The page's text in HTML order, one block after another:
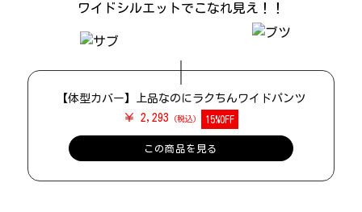
ワイドシルエットでこなれ見え！！
【体型カバー】上品なのにラクちんワイドパンツ
￥ 2,293
15%OFF
この商品を見る